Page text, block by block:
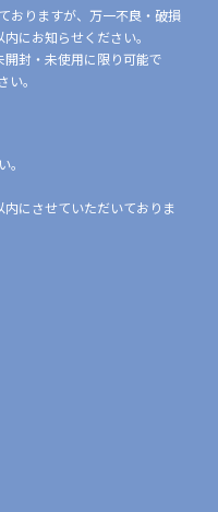
おりますが、万一不良・破損
にお知らせください。
封・未使用に限り可能で
。
にさせていただいておりま